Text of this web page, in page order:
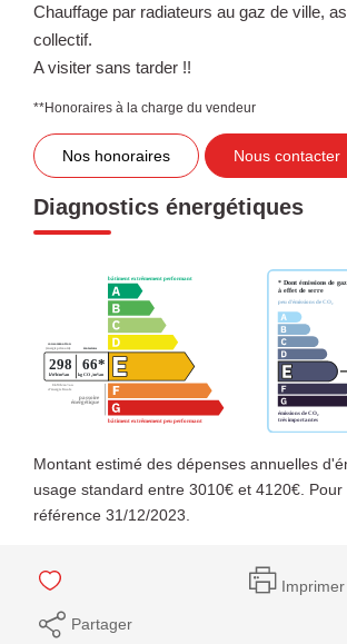
Chauffage par radiateurs au gaz de ville,
collectif.
A visiter sans tarder !!
**Honoraires à la charge du vendeur
Nos honoraires Nous contacter
Diagnostics énergétiques
Montant estimé des dépenses annuelles
usage standard entre 3010€ et 4120€. Pour
référence 31/12/2023.
Imprimer
Partager